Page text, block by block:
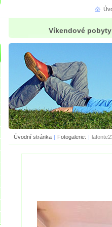
Víkendové
Úvodní stránka | Fotogalerie: |